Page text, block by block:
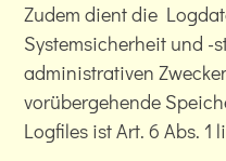
Zudem dient die
Systemsicherheit und -
administrativen
vorübergehende
Logfiles ist Art. 6 Abs. 1